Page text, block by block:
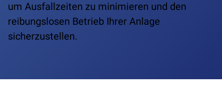
um Ausfallzeiten zu minimieren und den
reibungslosen Betrieb Ihrer Anlage
sicherzustellen.